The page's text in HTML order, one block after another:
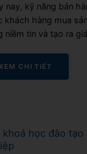
nay, kỹ năng bán
khách hàng mua
niềm tin và tạo ra
XEM CHI TIẾT
khoá học đào